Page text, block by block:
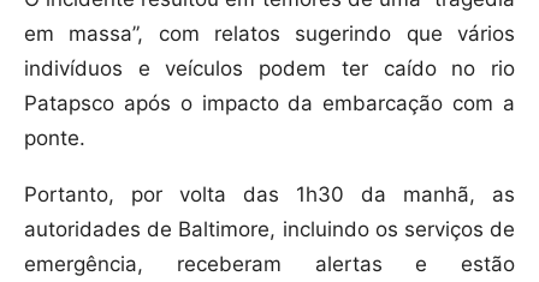
em massa”, com relatos sugerindo que vários
indivíduos e veículos podem ter caído no rio
Patapsco após o impacto da embarcação com a
ponte.
Portanto, por volta das 1h30 da manhã, as
autoridades de Baltimore, incluindo os serviços de
emergência, receberam alertas e estão